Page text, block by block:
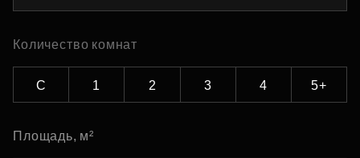
Количество комнат
С 1 2 3 4 5+
Площадь, м²